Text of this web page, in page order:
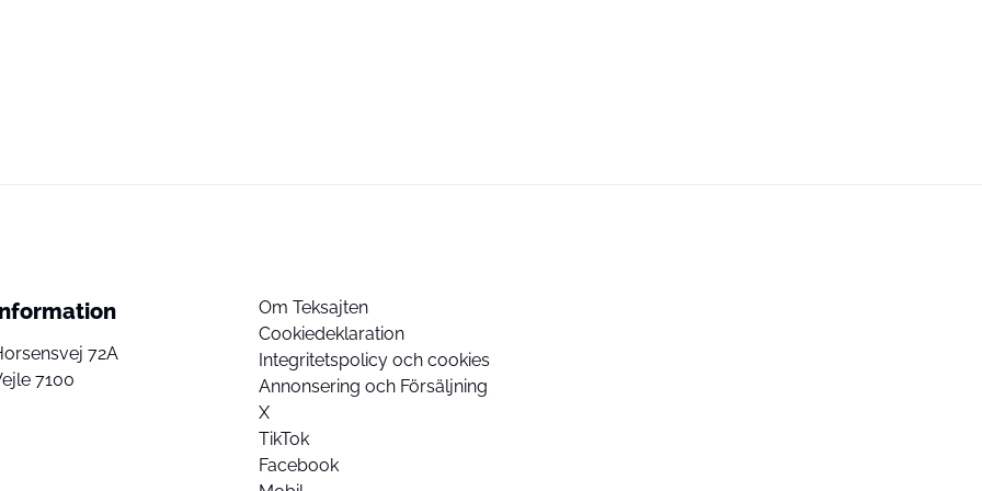
72A
7100
Om Teksajten
Cookiedeklaration
Integritetspolicy och cookies
Annonsering och Försäljning
X
TikTok
Facebook